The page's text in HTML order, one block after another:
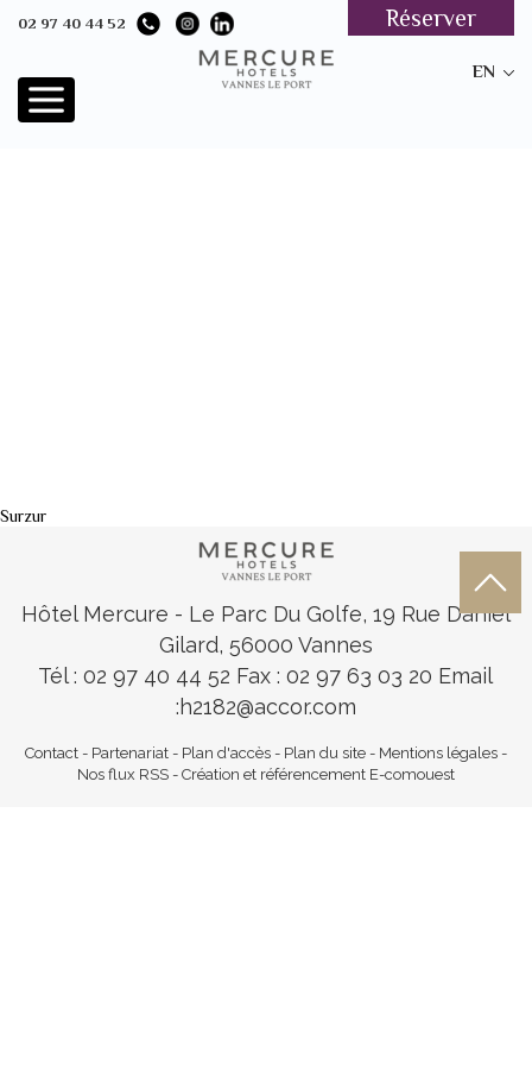
02 97 40 44 52 Réserver
EN
Surzur
Hôtel Mercure - Le Parc Du Golfe, 19 Rue Daniel
Gilard, 56000 Vannes
Tél : 02 97 40 44 52 Fax : 02 97 63 03 20 Email
:h2182@accor.com
Contact- Partenariat- Plan d'accès- Plan du site- Mentions légales-
Nos flux RSS- Création et référencement E-comouest